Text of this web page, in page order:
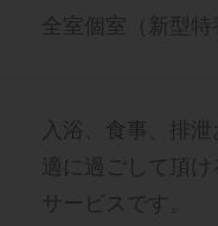
全室個室（新型特
入浴、食事、排
適に過ごして頂
サービスです。